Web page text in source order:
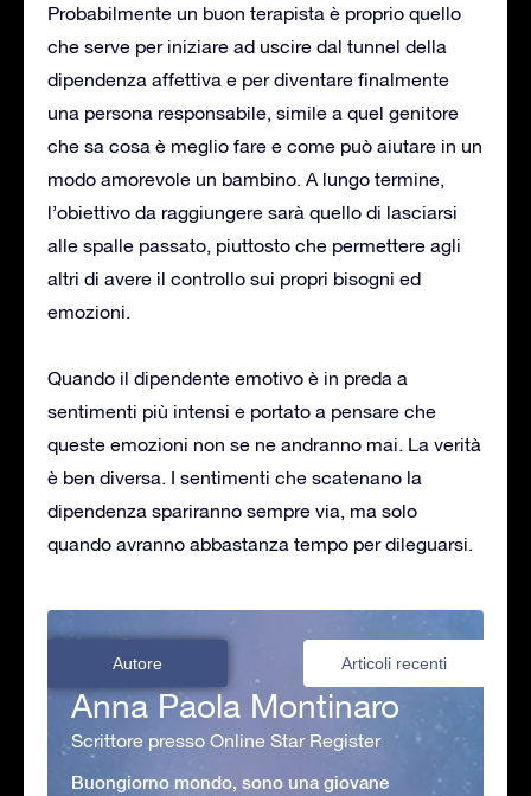
Probabilmente un buon terapista è proprio quello
che serve per iniziare ad uscire dal tunnel della
dipendenza affettiva e per diventare finalmente
una persona responsabile, simile a quel genitore
che sa cosa è meglio fare e come può aiutare in un
modo amorevole un bambino. A lungo termine,
l’obiettivo da raggiungere sarà quello di lasciarsi
alle spalle passato, piuttosto che permettere agli
altri di avere il controllo sui propri bisogni ed
emozioni.
Quando il dipendente emotivo è in preda a
sentimenti più intensi e portato a pensare che
queste emozioni non se ne andranno mai. La verità
è ben diversa. I sentimenti che scatenano la
dipendenza spariranno sempre via, ma solo
quando avranno abbastanza tempo per dileguarsi.
Autore Articoli recenti
Anna Paola Montinaro
Scrittore presso Online Star Register
Buongiorno mondo, sono una giovane